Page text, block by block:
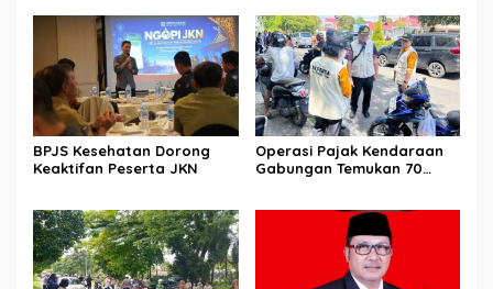
BPJS Kesehatan Dorong
Keaktifan Peserta JKN
Operasi Pajak Kendaraan
Gabungan Temukan 70